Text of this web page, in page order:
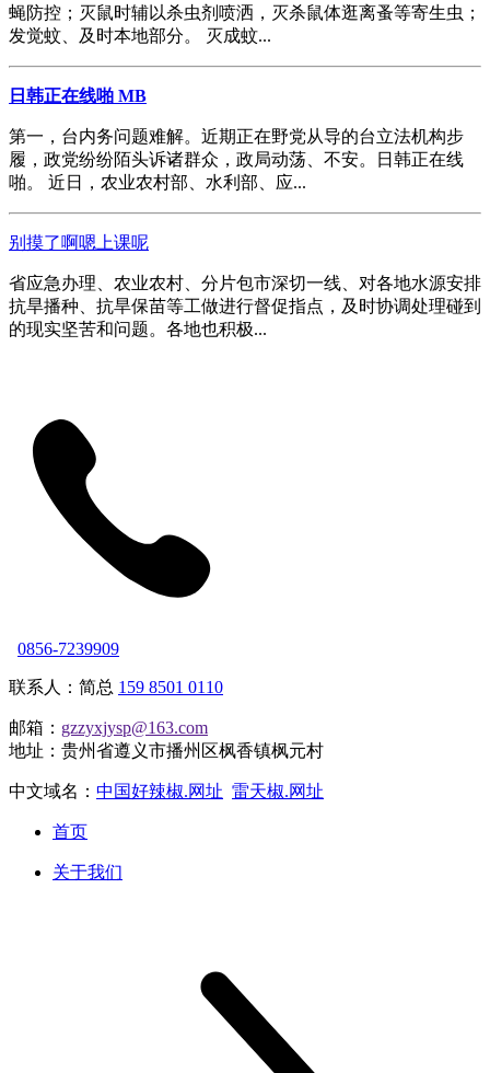
蝇防控；灭鼠时辅以杀虫剂喷洒，灭杀鼠体逛离蚤等寄生虫；
发觉蚊、及时本地部分。 灭成蚊...
日韩正在线啪 MB
第一，台内务问题难解。近期正在野党从导的台立法机构步
履，政党纷纷陌头诉诸群众，政局动荡、不安。日韩正在线
啪。 近日，农业农村部、水利部、应...
别摸了啊嗯上课呢
省应急办理、农业农村、分片包市深切一线、对各地水源安排
抗旱播种、抗旱保苗等工做进行督促指点，及时协调处理碰到
的现实坚苦和问题。各地也积极...
0856-7239909
联系人：简总 159 8501 0110
邮箱： gzzyxjysp@163.com
地址：贵州省遵义市播州区枫香镇枫元村
中文域名： 中国好辣椒.网址 雷天椒.网址
首页
关于我们